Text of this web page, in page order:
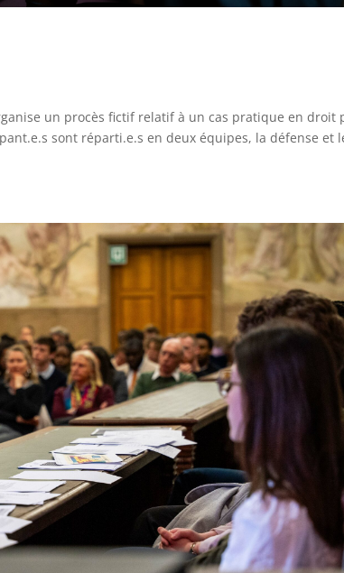
un procès fictif relatif à un cas pratique en droit
sont réparti.e.s en deux équipes, la défense et